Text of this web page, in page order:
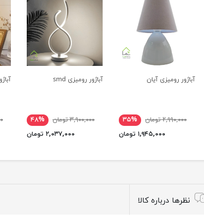
آباژور رومیزی آیان
۲,۹۹۰,۰۰۰ تومان
۳۵%
۱,۹۴۵,۰۰۰ تومان
آباژور رومیزی smd
۳,۹۰۰,۰۰۰ تومان
۴۸%
۲,۰۳۷,۰۰۰ تومان
نظرها درباره کالا